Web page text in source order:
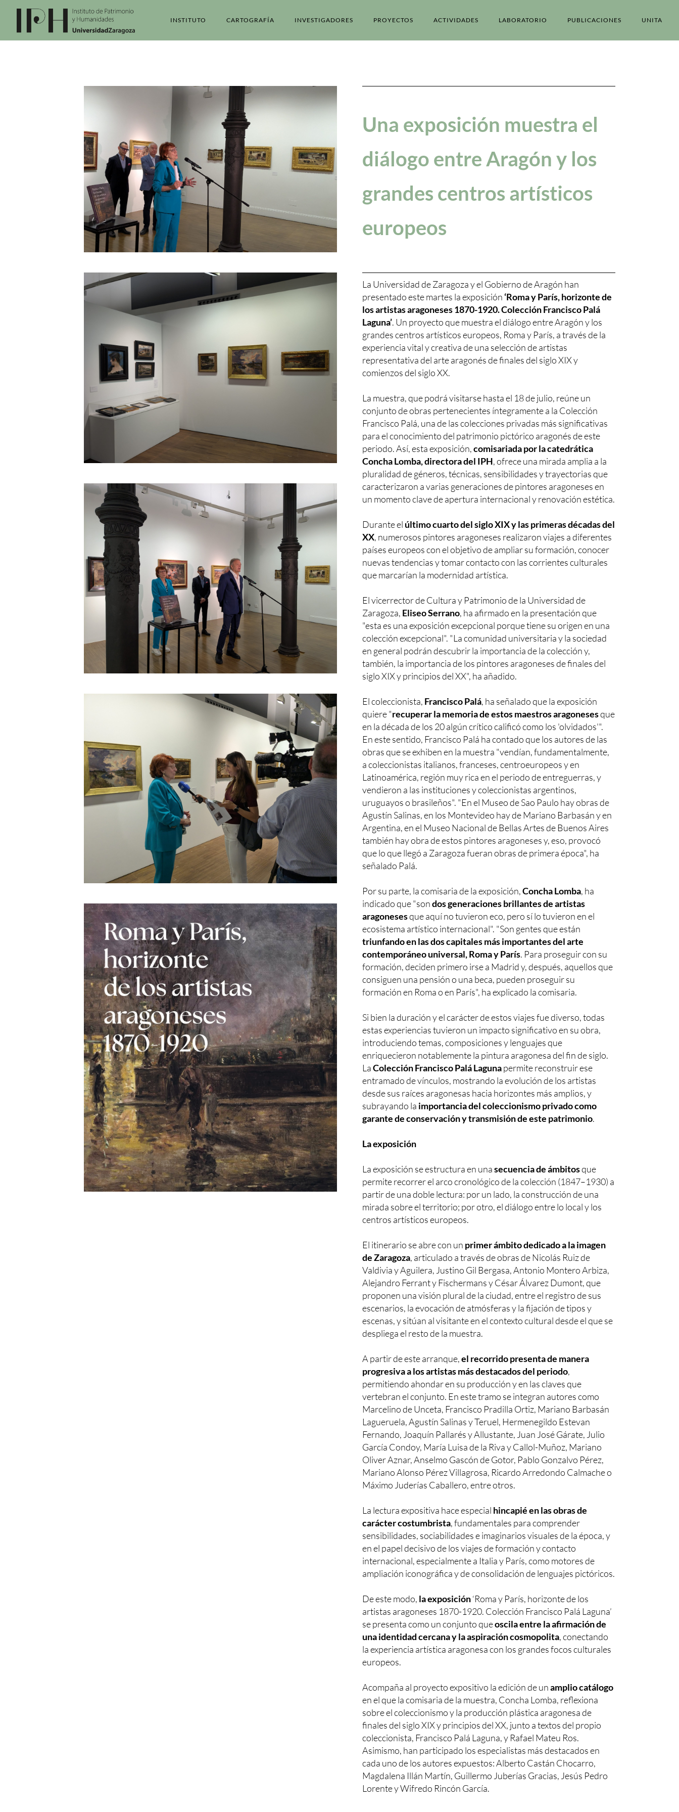
INSTITUTO CARTOGRAFÍA INVESTIGADORES PROYECTOS ACTIVIDADES LABORATORIO PUBLICACIONES UNITA
Una exposición muestra el
diálogo entre Aragón y los
grandes centros artísticos
europeos
La Universidad de Zaragoza y el Gobierno de Aragón han
presentado este martes la exposición ‘Roma y París, horizonte de
los artistas aragoneses 1870-1920. Colección Francisco Palá
Laguna’. Un proyecto que muestra el diálogo entre Aragón y los
grandes centros artísticos europeos, Roma y París, a través de la
experiencia vital y creativa de una selección de artistas
representativa del arte aragonés de finales del siglo XIX y
comienzos del siglo XX.
La muestra, que podrá visitarse hasta el 18 de julio, reúne un
conjunto de obras pertenecientes íntegramente a la Colección
Francisco Palá, una de las colecciones privadas más significativas
para el conocimiento del patrimonio pictórico aragonés de este
periodo. Así, esta exposición,comisariada por la catedrática
Concha Lomba, directora del IPH, ofrece una mirada amplia a la
pluralidad de géneros, técnicas, sensibilidades y trayectorias que
caracterizaron a varias generaciones de pintores aragoneses en
un momento clave de apertura internacional y renovación estética.
Durante el último cuarto del siglo XIX y las primeras décadas del
XX, numerosos pintores aragoneses realizaron viajes a diferentes
países europeos con el objetivo de ampliar su formación, conocer
nuevas tendencias y tomar contacto con las corrientes culturales
que marcarían la modernidad artística.
El vicerrector de Cultura y Patrimonio de la Universidad de
Zaragoza, Eliseo Serrano, ha afirmado en la presentación que
"esta es una exposición excepcional porque tiene su origen en una
colección excepcional". "La comunidad universitaria y la sociedad
en general podrán descubrir la importancia de la colección y,
también, la importancia de los pintores aragoneses de finales del
siglo XIX y principios del XX", ha añadido.
El coleccionista, Francisco Palá, ha señalado que la exposición
quiere "recuperar la memoria de estos maestros aragonesesque
en la década de los 20 algún crítico calificó como los 'olvidados'".
En este sentido, Francisco Palá ha contado que los autores de las
obras que se exhiben en la muestra "vendían, fundamentalmente,
a coleccionistas italianos, franceses, centroeuropeos y en
Latinoamérica, región muy rica en el periodo de entreguerras, y
vendieron a las instituciones y coleccionistas argentinos,
uruguayos o brasileños". "En el Museo de Sao Paulo hay obras de
Agustín Salinas, en los Montevideo hay de Mariano Barbasán y en
Argentina, en el Museo Nacional de Bellas Artes de Buenos Aires
también hay obra de estos pintores aragoneses y, eso, provocó
que lo que llegó a Zaragoza fueran obras de primera época", ha
señalado Palá.
Por su parte, la comisaria de la exposición,Concha Lomba, ha
indicado que "sondos generaciones brillantes de artistas
aragonesesque aquí no tuvieron eco, pero sí lo tuvieron en el
ecosistema artístico internacional". "Son gentes que están
triunfando en las dos capitales más importantes del arte
contemporáneo universal, Roma y París. Para proseguir con su
formación, deciden primero irse a Madrid y, después, aquellos que
consiguen una pensión o una beca, pueden proseguir su
formación en Roma o en París", ha explicado la comisaria.
Si bien la duración y el carácter de estos viajes fue diverso, todas
estas experiencias tuvieron un impacto significativo en su obra,
introduciendo temas, composiciones y lenguajes que
enriquecieron notablemente la pintura aragonesa del fin de siglo.
LaColección Francisco Palá Lagunapermite reconstruir ese
entramado de vínculos, mostrando la evolución de los artistas
desde sus raíces aragonesas hacia horizontes más amplios, y
subrayando la importancia del coleccionismo privado como
garante de conservación y transmisión de este patrimonio.
La exposición
La exposición se estructura en unasecuencia de ámbitosque
permite recorrer el arco cronológico de la colección (1847–1930) a
partir de una doble lectura: por un lado, la construcción de una
mirada sobre el territorio; por otro, el diálogo entre lo local y los
centros artísticos europeos.
El itinerario se abre con un primer ámbito dedicado a la imagen
de Zaragoza, articulado a través de obras de Nicolás Ruiz de
Valdivia y Aguilera, Justino Gil Bergasa, Antonio Montero Arbiza,
Alejandro Ferrant y Fischermans y César Álvarez Dumont, que
proponen una visión plural de la ciudad, entre el registro de sus
escenarios, la evocación de atmósferas y la fijación de tipos y
escenas, y sitúan al visitante en el contexto cultural desde el que se
despliega el resto de la muestra.
A partir de este arranque,el recorrido presenta de manera
progresiva a los artistas más destacados del periodo,
permitiendo ahondar en su producción y en las claves que
vertebran el conjunto. En este tramo se integran autores como
Marcelino de Unceta, Francisco Pradilla Ortiz, Mariano Barbasán
Lagueruela, Agustín Salinas y Teruel, Hermenegildo Estevan
Fernando, Joaquín Pallarés y Allustante, Juan José Gárate, Julio
García Condoy, María Luisa de la Riva y Callol-Muñoz, Mariano
Oliver Aznar, Anselmo Gascón de Gotor, Pablo Gonzalvo Pérez,
Mariano Alonso Pérez Villagrosa, Ricardo Arredondo Calmache o
Máximo Juderías Caballero, entre otros.
La lectura expositiva hace especial hincapié en las obras de
carácter costumbrista, fundamentales para comprender
sensibilidades, sociabilidades e imaginarios visuales de la época, y
en el papel decisivo de los viajes de formación y contacto
internacional, especialmente a Italia y París, como motores de
ampliación iconográfica y de consolidación de lenguajes pictóricos.
De este modo, la exposición‘Roma y París, horizonte de los
artistas aragoneses 1870-1920. Colección Francisco Palá Laguna’
se presenta como un conjunto queoscila entre la afirmación de
una identidad cercana y la aspiración cosmopolita, conectando
la experiencia artística aragonesa con los grandes focos culturales
europeos.
Acompaña al proyecto expositivo la edición de unamplio catálogo
en el que la comisaria de la muestra, Concha Lomba, reflexiona
sobre el coleccionismo y la producción plástica aragonesa de
finales del siglo XIX y principios del XX, junto a textos del propio
coleccionista, Francisco Palá Laguna, y Rafael Mateu Ros.
Asimismo, han participado los especialistas más destacados en
cada uno de los autores expuestos: Alberto Castán Chocarro,
Magdalena Illán Martín, Guillermo Juberías Gracias, Jesús Pedro
Lorente y Wifredo Rincón García.